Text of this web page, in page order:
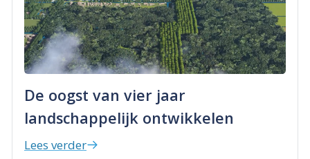
De oogst van vier jaar
landschappelijk ontwikkelen
Lees verder